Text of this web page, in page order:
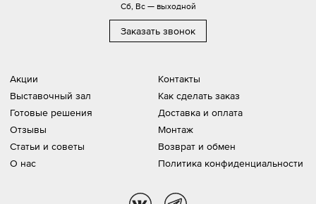
Акции
Выставочный зал
Готовые решения
Отзывы
Статьи и советы
О нас
Контакты
Как сделать заказ
Доставка и оплата
Монтаж
Возврат и обмен
Политика конфиденциальности
Сб, Вс — выходной
Заказать звонок